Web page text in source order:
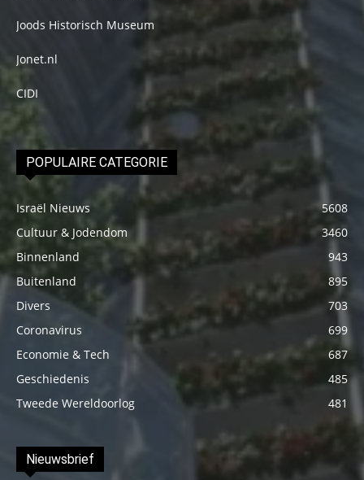
Joods Historisch Museum
Jonet.nl
CIDI
POPULAIRE CATEGORIE
Israël Nieuws
5608
Cultuur & Jodendom
3460
Binnenland
943
Buitenland
895
Divers
703
Coronavirus
699
Economie & Tech
687
Geschiedenis
485
Tweede Wereldoorlog
481
Nieuwsbrief